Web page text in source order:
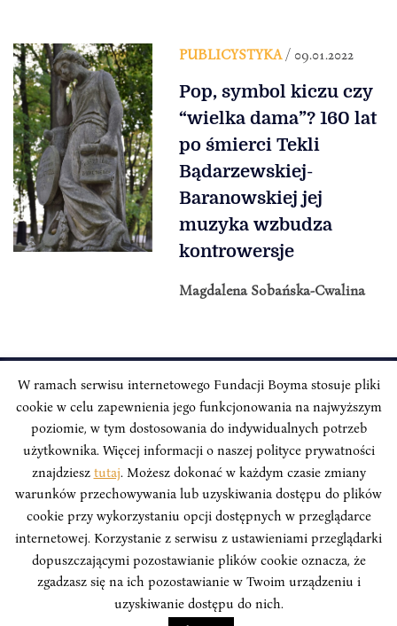
PUBLICYSTYKA/ 09.01.2022
Pop, symbol kiczu czy
“wielka dama”? 160 lat
po śmierci Tekli
Bądarzewskiej-
Baranowskiej jej
muzyka wzbudza
kontrowersje
Magdalena Sobańska-Cwalina
INSTYTUT BOYMA / Asian Century
Adres korespondencyjny: ul. Freta 11/5, 00-027 Warszawa
Odwiedź nas w mediach społecznościowych:
INSTYTUT BOYMA. WSZELKIE PRAWA ZASTRZEŻONE.Polityka
Prywatności Serwisu Polityka Prywatności Fundacji
Beata Świerczyńska , development
W ramach serwisu internetowego Fundacji Boyma stosuje pliki
cookie w celu zapewnienia jego funkcjonowania na najwyższym
poziomie, w tym dostosowania do indywidualnych potrzeb
użytkownika. Więcej informacji o naszej polityce prywatności
znajdziesz tutaj. Możesz dokonać w każdym czasie zmiany
warunków przechowywania lub uzyskiwania dostępu do plików
cookie przy wykorzystaniu opcji dostępnych w przeglądarce
internetowej. Korzystanie z serwisu z ustawieniami przeglądarki
dopuszczającymi pozostawianie plików cookie oznacza, że
zgadzasz się na ich pozostawianie w Twoim urządzeniu i
uzyskiwanie dostępu do nich.